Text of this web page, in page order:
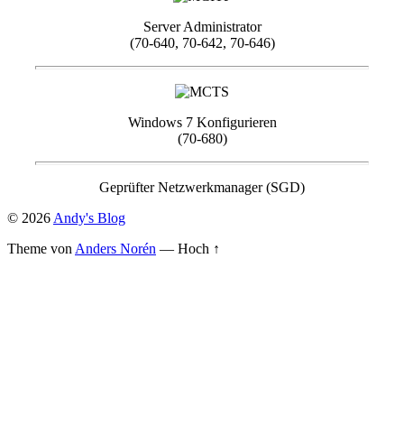
Server Administrator
(70-640, 70-642, 70-646)
Windows 7 Konfigurieren
(70-680)
Geprüfter Netzwerkmanager (SGD)
© 2026 Andy's Blog
Theme von Anders Norén — Hoch ↑